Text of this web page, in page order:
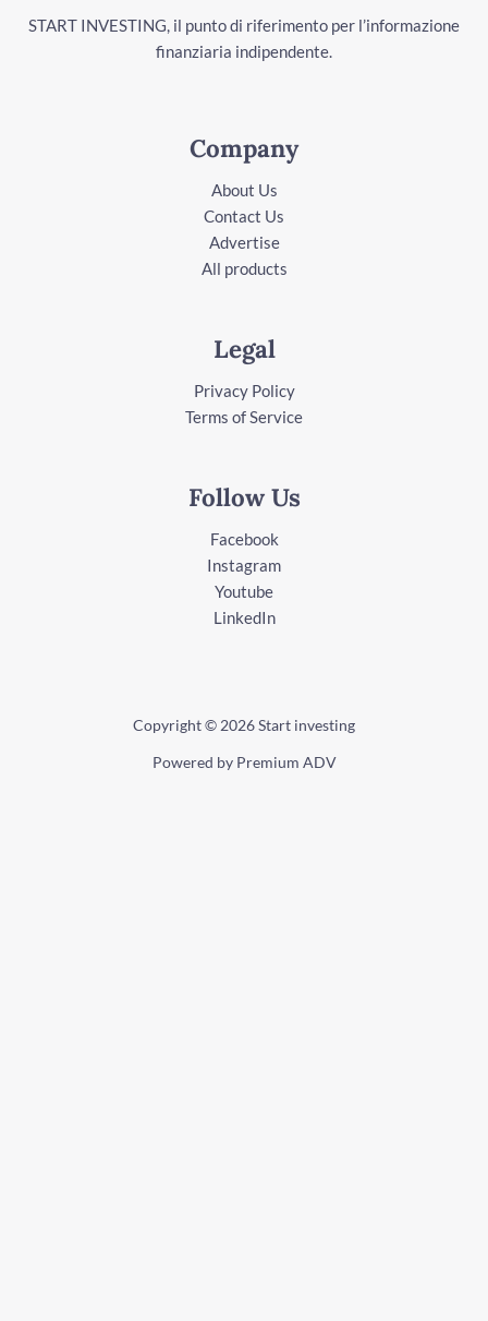
START INVESTING, il punto di riferimento per l’informazione
finanziaria indipendente.
Company
About Us
Contact Us
Advertise
All products
Legal
Privacy Policy
Terms of Service
Follow Us
Facebook
Instagram
Youtube
LinkedIn
Copyright © 2026 Start investing
Powered by Premium ADV